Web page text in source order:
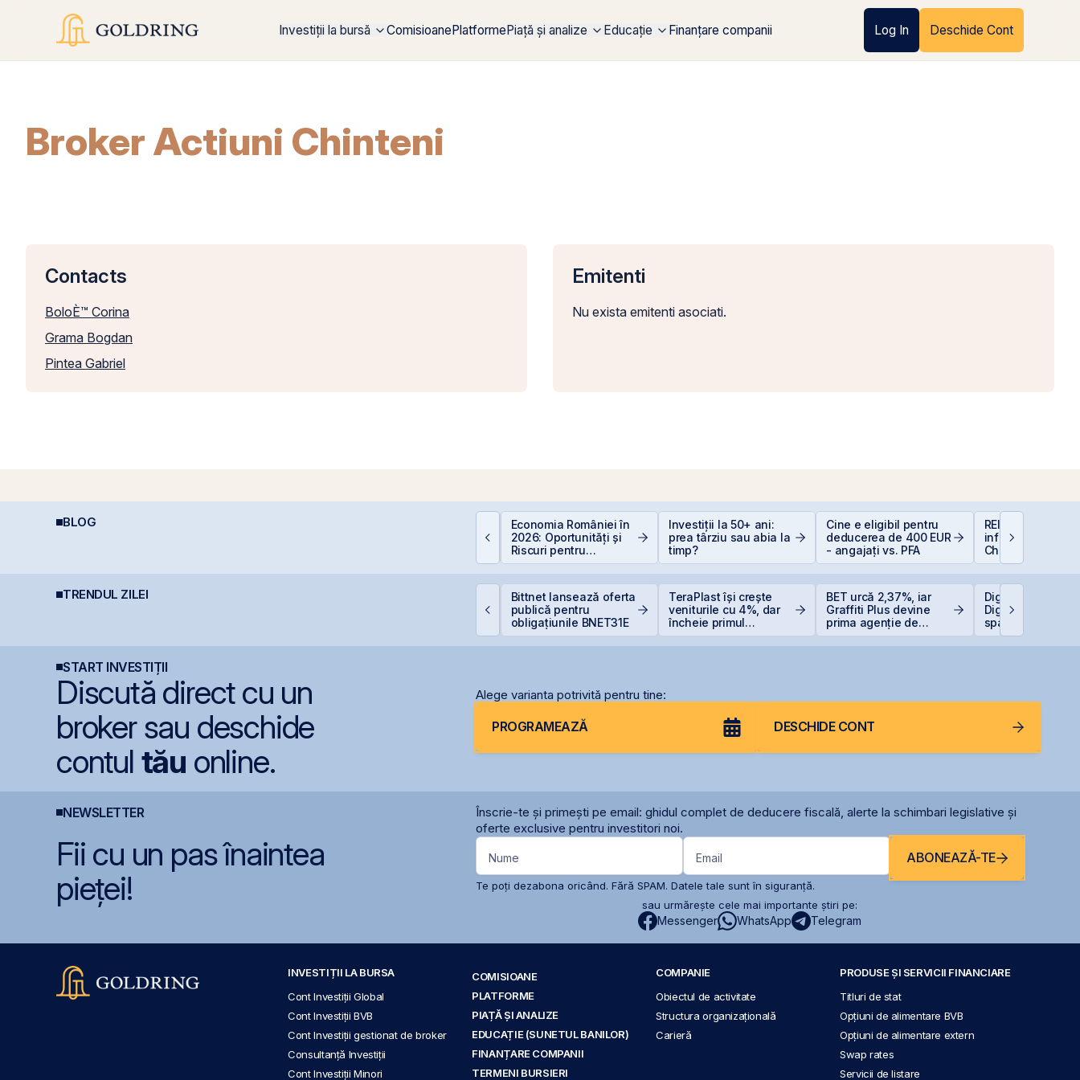
Investiții la bursă ComisioanePlatformePiață și analize Educație Finanțare companii Log In Deschide Cont
Broker Actiuni Chinteni
Contacts
BoloÈ™ Corina
Grama Bogdan
Pintea Gabriel
Emitenti
Nu exista emitenti asociati.
BLOG
Impozitarea
Economia României în
2026: Oportunități și
Riscuri pentru
Investitori
Investiții la 50+ ani:
prea târziu sau abia la
timp?
Cine e eligibil pentru
deducerea de 400 EUR
- angajați vs. PFA
REIT-urile de
infrastructură din
China - să
la cel ce
TRENDUL ZILEI
BVB corectează ușor,
Bittnet lansează oferta
publică pentru
obligațiunile BNET31E
TeraPlast își crește
veniturile cu 4%, dar
încheie primul
BET urcă 2,37%, iar
Graffiti Plus devine
prima agenție de
Digi pregătește
Digi Spain pe
spaniole
START INVESTIȚII
Discută direct cu un
broker sau deschide
contul tău online.
Alege varianta potrivită pentru tine:
PROGRAMEAZĂ DESCHIDE CONT
NEWSLETTER
Înscrie-te și primești pe email: ghidul complet de deducere fiscală, alerte la schimbari legislative și
oferte exclusive pentru investitori noi.
Fii cu un pas înaintea
pieței!
Nume Email ABONEAZĂ-TE
Te poți dezabona oricând. Fără SPAM. Datele tale sunt în siguranță.
sau urmărește cele mai importante știri pe:
Messenger WhatsApp Telegram
INVESTIȚII LA BURSA
Cont Investiții Global
Cont Investiții BVB
Cont Investiții gestionat de broker
Consultanță Investiții
Cont Investiții Minori
COMISIOANE
PLATFORME
PIAȚĂ ȘI ANALIZE
EDUCAȚIE (SUNETUL BANILOR)
FINANȚARE COMPANII
TERMENI BURSIERI
COMPANIE
Obiectul de activitate
Structura organizațională
Carieră
PRODUSE ȘI SERVICII FINANCIARE
Titluri de stat
Opțiuni de alimentare BVB
Opțiuni de alimentare extern
Swap rates
Servicii de listare